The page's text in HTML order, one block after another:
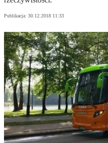
Publikacja: 30.12.2018 11:33